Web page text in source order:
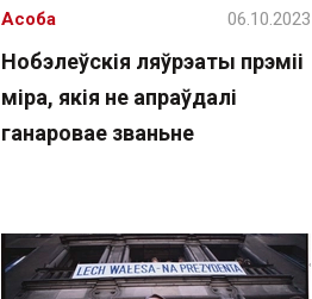
Нобэлеўскія ляўрэаты прэміі
міра, якія не апраўдалі
ганаровае званьне
Асоба 06.10.2023